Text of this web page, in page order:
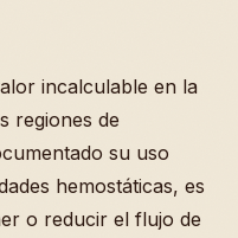
incalculable en la
regiones de
su uso
hemostáticas, es
o reducir el flujo de